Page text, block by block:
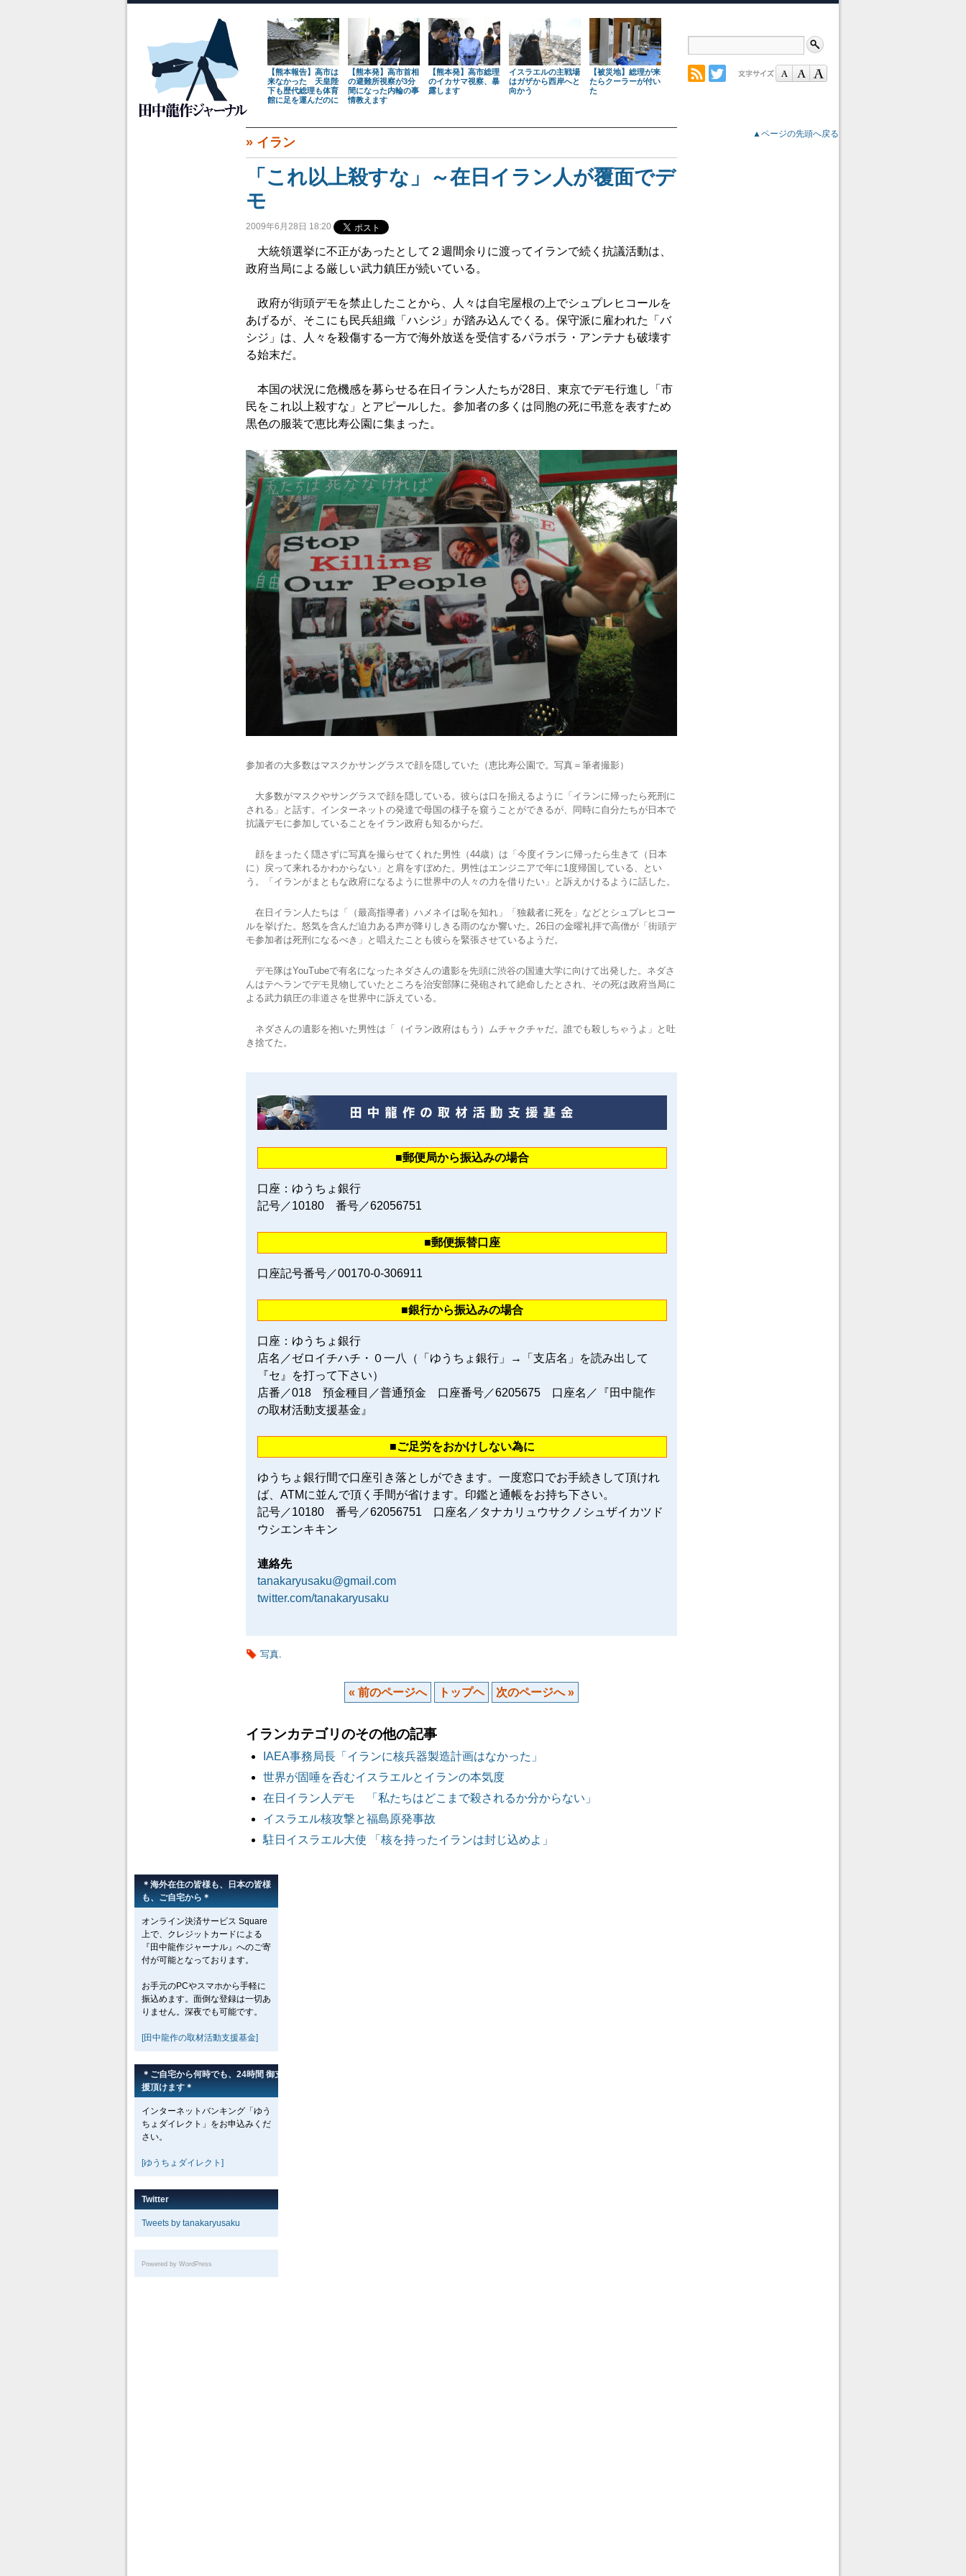
【熊本報告】高市は
来なかった 天皇陛
下も歴代総理も体育
館に足を運んだのに
【熊本発】高市首相
の避難所視察が3分
間になった内輪の事
情教えます
【熊本発】高市総理
のイカサマ視察、暴
露します
イスラエルの主戦場
はガザから西岸へと
向かう
【被災地】総理が来
たらクーラーが付い
た
» イラン
「これ以上殺すな」～在日イラン人が覆面でデ
モ
2009年6月28日 18:20
大統領選挙に不正があったとして２週間余りに渡ってイランで続く抗議活動は、
政府当局による厳しい武力鎮圧が続いている。
政府が街頭デモを禁止したことから、人々は自宅屋根の上でシュプレヒコールを
あげるが、そこにも民兵組織「ハシジ」が踏み込んでくる。保守派に雇われた「バ
シジ」は、人々を殺傷する一方で海外放送を受信するパラボラ・アンテナも破壊す
る始末だ。
本国の状況に危機感を募らせる在日イラン人たちが28日、東京でデモ行進し「市
民をこれ以上殺すな」とアピールした。参加者の多くは同胞の死に弔意を表すため
黒色の服装で恵比寿公園に集まった。
参加者の大多数はマスクかサングラスで顔を隠していた（恵比寿公園で。写真＝筆者撮影）
大多数がマスクやサングラスで顔を隠している。彼らは口を揃えるように「イランに帰ったら死刑に
される」と話す。インターネットの発達で母国の様子を窺うことができるが、同時に自分たちが日本で
抗議デモに参加していることをイラン政府も知るからだ。
顔をまったく隠さずに写真を撮らせてくれた男性（44歳）は「今度イランに帰ったら生きて（日本
に）戻って来れるかわからない」と肩をすぼめた。男性はエンジニアで年に1度帰国している、とい
う。「イランがまともな政府になるように世界中の人々の力を借りたい」と訴えかけるように話した。
在日イラン人たちは「（最高指導者）ハメネイは恥を知れ」「独裁者に死を」などとシュプレヒコー
ルを挙げた。怒気を含んだ迫力ある声が降りしきる雨のなか響いた。26日の金曜礼拝で高僧が「街頭デ
モ参加者は死刑になるべき」と唱えたことも彼らを緊張させているようだ。
デモ隊はYouTubeで有名になったネダさんの遺影を先頭に渋谷の国連大学に向けて出発した。ネダさ
んはテヘランでデモ見物していたところを治安部隊に発砲されて絶命したとされ、その死は政府当局に
よる武力鎮圧の非道さを世界中に訴えている。
ネダさんの遺影を抱いた男性は「（イラン政府はもう）ムチャクチャだ。誰でも殺しちゃうよ」と吐
き捨てた。
■郵便局から振込みの場合
口座：ゆうちょ銀行
記号／10180 番号／62056751
■郵便振替口座
口座記号番号／00170‐0‐306911
■銀行から振込みの場合
口座：ゆうちょ銀行
店名／ゼロイチハチ・０一八（「ゆうちょ銀行」→「支店名」を読み出して
『セ』を打って下さい）
店番／018 預金種目／普通預金 口座番号／6205675 口座名／『田中龍作
の取材活動支援基金』
■ご足労をおかけしない為に
ゆうちょ銀行間で口座引き落としができます。一度窓口でお手続きして頂けれ
ば、ATMに並んで頂く手間が省けます。印鑑と通帳をお持ち下さい。
記号／10180 番号／62056751 口座名／タナカリュウサクノシュザイカツド
ウシエンキキン
連絡先
tanakaryusaku@gmail.com
twitter.com/tanakaryusaku
写真.
« 前のページへ トップヘ 次のページへ »
イランカテゴリのその他の記事
IAEA事務局長「イランに核兵器製造計画はなかった」
世界が固唾を呑むイスラエルとイランの本気度
在日イラン人デモ 「私たちはどこまで殺されるか分からない」
イスラエル核攻撃と福島原発事故
駐日イスラエル大使 「核を持ったイランは封じ込めよ」
＊海外在住の皆様も、日本の皆様
も、ご自宅から＊
オンライン決済サービス Square
上で、クレジットカードによる
『田中龍作ジャーナル』へのご寄
付が可能となっております。
お手元のPCやスマホから手軽に
振込めます。面倒な登録は一切あ
りません。深夜でも可能です。
[田中龍作の取材活動支援基金]
＊ご自宅から何時でも、24時間 御支
援頂けます＊
インターネットバンキング「ゆう
ちょダイレクト」をお申込みくだ
さい。
[ゆうちょダイレクト]
Twitter
Tweets by tanakaryusaku
Powered by WordPress
▲ページの先頭へ戻る